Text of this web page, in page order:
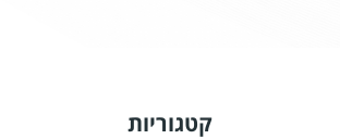
קטגוריות